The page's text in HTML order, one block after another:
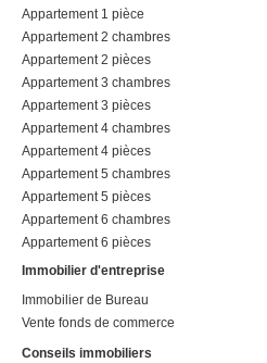
Appartement 1 pièce
Appartement 2 chambres
Appartement 2 pièces
Appartement 3 chambres
Appartement 3 pièces
Appartement 4 chambres
Appartement 4 pièces
Appartement 5 chambres
Appartement 5 pièces
Appartement 6 chambres
Appartement 6 pièces
Immobilier d'entreprise
Immobilier de Bureau
Vente fonds de commerce
Conseils immobiliers